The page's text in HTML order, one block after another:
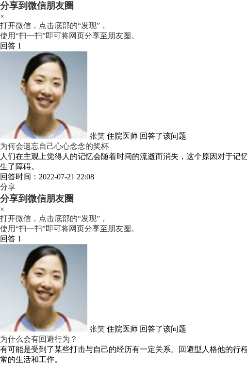
分享到微信朋友圈
×
打开微信，点击底部的“发现”，
使用“扫一扫”即可将网页分享至朋友圈。
回答 1
张笑 住院医师 回答了该问题
为何会遗忘自己心心念念的奖杯
人们在主观上觉得人的记忆会随着时间的流逝而消失，这个原因对于
生了障碍。
回答时间：2022-07-21 22:08
分享
分享到微信朋友圈
×
打开微信，点击底部的“发现”，
使用“扫一扫”即可将网页分享至朋友圈。
回答 1
张笑 住院医师 回答了该问题
为什么会有回避行为？
有可能是受到了某些打击与自己的经历有一定关系。回避型人格他的
常的生活和工作。